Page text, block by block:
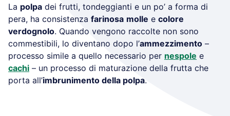
La polpa dei frutti, tondeggianti e un po’ a forma di
pera, ha consistenza farinosa molle e colore
verdognolo. Quando vengono raccolte non sono
commestibili, lo diventano dopo l’ammezzimento –
processo simile a quello necessario per nespole e
cachi – un processo di maturazione della frutta che
porta all’imbrunimento della polpa.